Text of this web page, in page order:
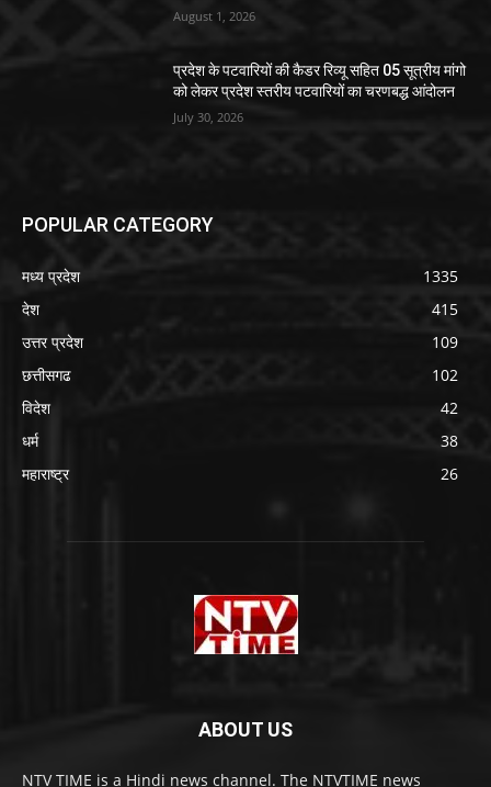
August 1, 2026
प्रदेश के पटवारियों की कैडर रिव्यू सहित 05 सूत्रीय मांगो
को लेकर प्रदेश स्तरीय पटवारियों का चरणबद्ध आंदोलन
July 30, 2026
POPULAR CATEGORY
मध्य प्रदेश
1335
देश
415
उत्तर प्रदेश
109
छत्तीसगढ
102
विदेश
42
धर्म
38
महाराष्ट्र
26
ABOUT US
NTV TIME is a Hindi news channel. The NTVTIME news